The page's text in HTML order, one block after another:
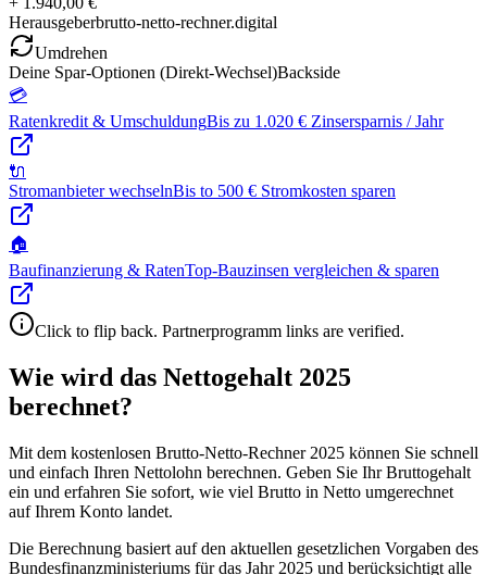
Herausgeberbrutto-netto-rechner.digital
Umdrehen
Deine Spar-Optionen (Direkt-Wechsel)Backside
💳
Ratenkredit & UmschuldungBis zu 1.020 € Zinsersparnis / Jahr
🔌
Stromanbieter wechselnBis to 500 € Stromkosten sparen
🏠
Baufinanzierung & RatenTop-Bauzinsen vergleichen & sparen
Click to flip back. Partnerprogramm links are verified.
Wie wird das Nettogehalt 2025
berechnet?
Mit dem kostenlosen Brutto-Netto-Rechner 2025 können Sie schnell
und einfach Ihren Nettolohn berechnen. Geben Sie Ihr Bruttogehalt
ein und erfahren Sie sofort, wie viel Brutto in Netto umgerechnet
auf Ihrem Konto landet.
Die Berechnung basiert auf den aktuellen gesetzlichen Vorgaben des
Bundesfinanzministeriums für das Jahr 2025 und berücksichtigt alle